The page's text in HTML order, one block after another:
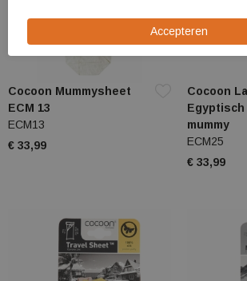
Cocoon Mummysheet
ECM 13
ECM13
€ 33,99
Cocoon
Egyptisch
mummy
ECM25
€ 33,99